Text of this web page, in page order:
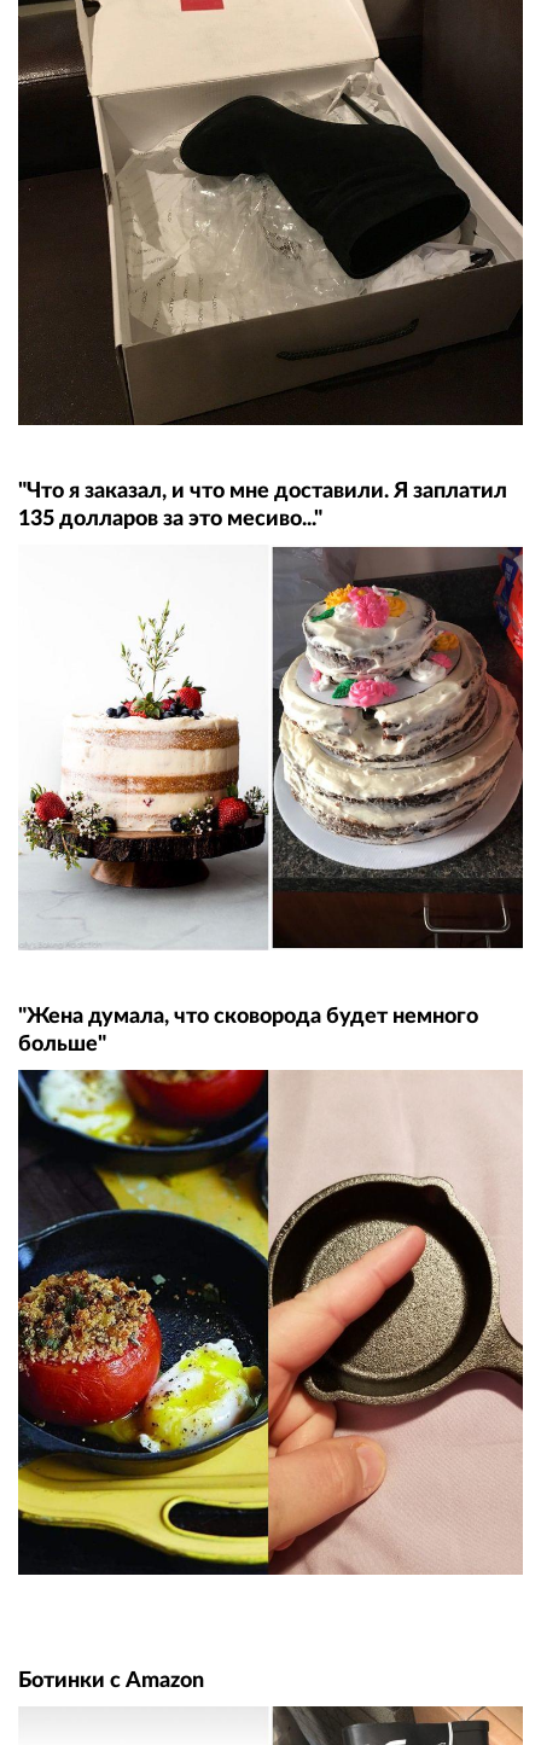
"Что я заказал, и что мне доставили. Я заплатил
135 долларов за это месиво..."
"Жена думала, что сковорода будет немного
больше"
Ботинки с Amazon